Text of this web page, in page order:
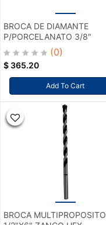
BROCA DE DIAMANTE
P/PORCELANATO 3/8"
(0)
$ 365.20
Add To Cart
BROCA MULTIPROPOSITO